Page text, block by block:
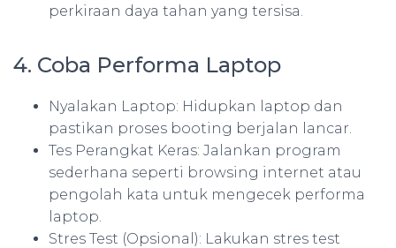
perkiraan daya tahan yang tersisa.
4. Coba Performa Laptop
Nyalakan Laptop: Hidupkan laptop dan
pastikan proses booting berjalan lancar.
Tes Perangkat Keras: Jalankan program
sederhana seperti browsing internet atau
pengolah kata untuk mengecek performa
laptop.
Stres Test (Opsional): Lakukan stres test